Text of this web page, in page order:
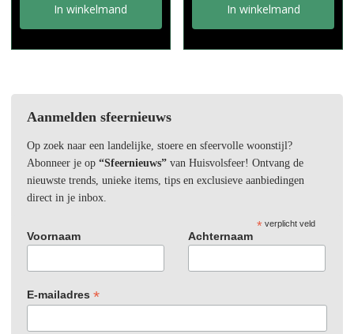
In winkelmand In winkelmand
Aanmelden sfeernieuws
Op zoek naar een landelijke, stoere en sfeervolle woonstijl?
Abonneer je op “Sfeernieuws”van Huisvolsfeer! Ontvang de
nieuwste trends, unieke items, tips en exclusieve aanbiedingen
direct in je inbox.
*verplicht veld
Voornaam Achternaam
E-mailadres *